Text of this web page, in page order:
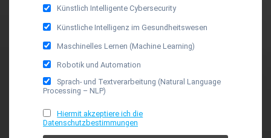
Künstlich Intelligente Cybersecurity
Künstliche Intelligenz im Gesundheitswesen
Maschinelles Lernen (Machine Learning)
Robotik und Automation
Sprach- und Textverarbeitung (Natural Language
Processing – NLP)
Hiermit akzeptiere ich die
Datenschutzbestimmungen